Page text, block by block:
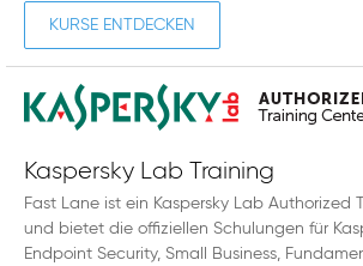
KURSE ENTDECKEN
Kaspersky Lab Training
Fast Lane ist ein Kaspersky Lab Authorized
und bietet die offiziellen Schulungen für
Endpoint Security, Small Business,